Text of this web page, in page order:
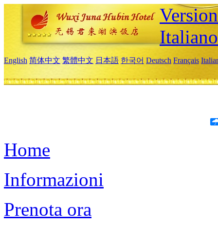
Italiano
English 简体中文 繁體中文 日本語 한국어 Deutsch Français
Home
Informazioni
Prenota ora